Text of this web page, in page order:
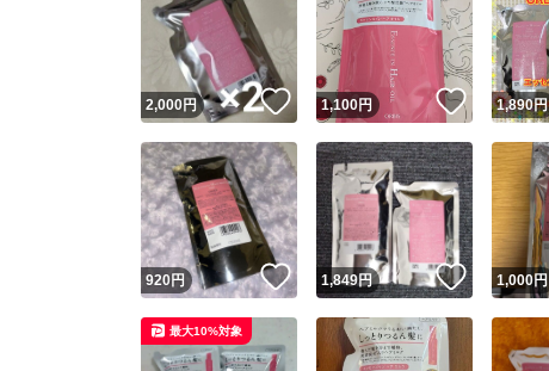
2,000円 いいね！
1,100円 いいね！
1,890円
920円 いいね！
1,849円 いいね！
1,000円
最大10%対象